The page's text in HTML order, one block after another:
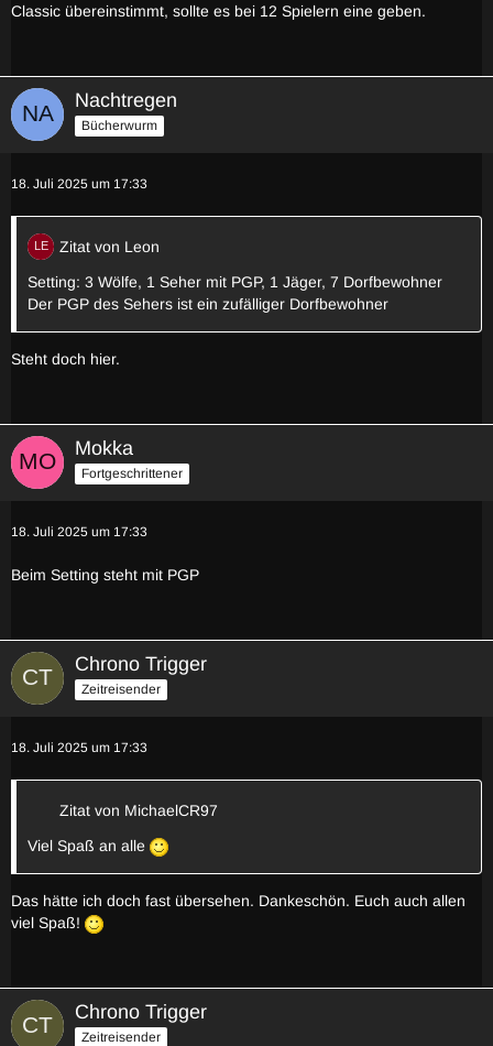
Classic übereinstimmt, sollte es bei 12 Spielern eine geben.
Nachtregen
Bücherwurm
18. Juli 2025 um 17:33
Zitat von Leon
Setting: 3 Wölfe, 1 Seher mit PGP, 1 Jäger, 7 Dorfbewohner
Der PGP des Sehers ist ein zufälliger Dorfbewohner
Steht doch hier.
Mokka
Fortgeschrittener
18. Juli 2025 um 17:33
Beim Setting steht mit PGP
Chrono Trigger
Zeitreisender
18. Juli 2025 um 17:33
Zitat von MichaelCR97
Viel Spaß an alle
Das hätte ich doch fast übersehen. Dankeschön. Euch auch allen
viel Spaß!
Chrono Trigger
Zeitreisender